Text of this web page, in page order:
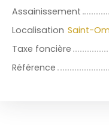
Assainissement
Localisation
Taxe foncière
Référence